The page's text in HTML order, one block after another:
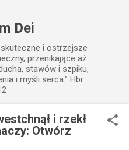
Dei
i ostrzejsze
przenikające aż
stawów i szpiku,
i myśli serca.” Hbr
i rzekł
Otwórz